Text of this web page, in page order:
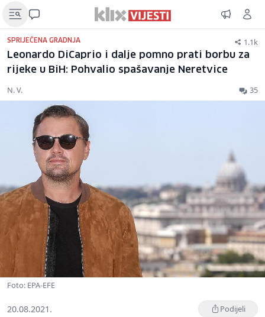
SPRIJEČENA GRADNJA 1.1k
Leonardo DiCaprio i dalje pomno prati borbu za
rijeke u BiH: Pohvalio spašavanje Neretvice
N. V. 35
Foto: EPA-EFE
20.08.2021. Podijeli